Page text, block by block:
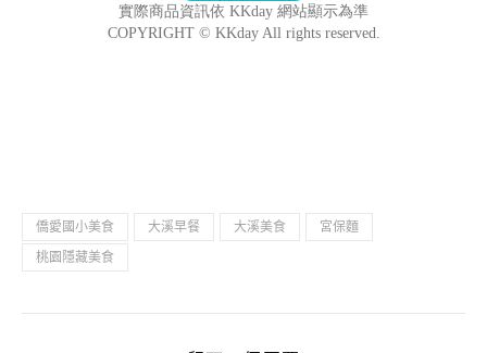
僑愛國小美食 大溪早餐 大溪美食
宮保麵
桃園隱藏美食